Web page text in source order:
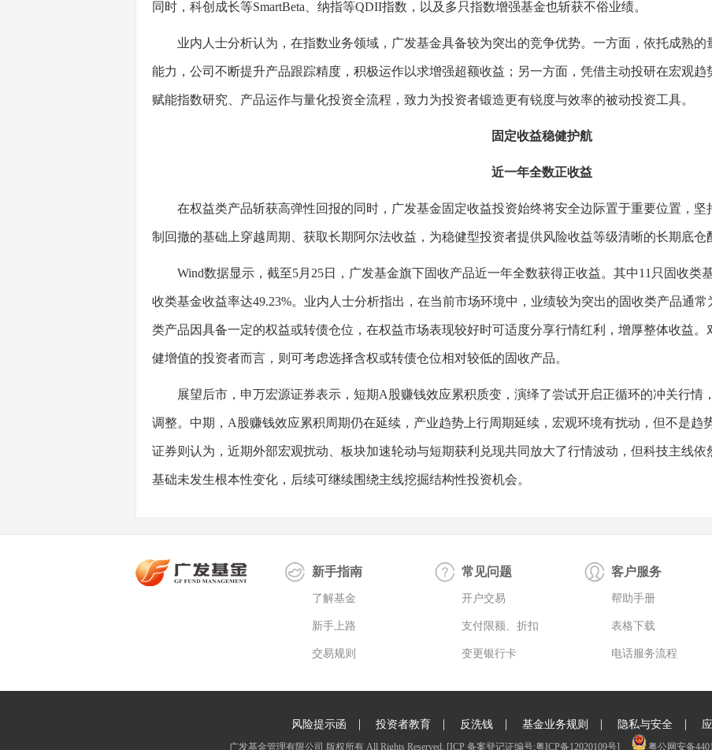
同时，科创成长等SmartBeta、纳指等QDII指数，以及多只指数增强基金也斩获不俗业绩。
业内人士分析认为，在指数业务领域，广发基金具备较为突出的竞争优势。一方面，依托成熟的
能力，公司不断提升产品跟踪精度，积极运作以求增强超额收益；另一方面，凭借主动投研在宏观
赋能指数研究、产品运作与量化投资全流程，致力为投资者锻造更有锐度与效率的被动投资工具。
固定收益稳健护航
近一年全数正收益
在权益类产品斩获高弹性回报的同时，广发基金固定收益投资始终将安全边际置于重要位置，坚
制回撤的基础上穿越周期、获取长期阿尔法收益，为稳健型投资者提供风险收益等级清晰的长期底仓
Wind数据显示，截至5月25日，广发基金旗下固收产品近一年全数获得正收益。其中11只固收类
收类基金收益率达49.23%。业内人士分析指出，在当前市场环境中，业绩较为突出的固收类产品通
类产品因具备一定的权益或转债仓位，在权益市场表现较好时可适度分享行情红利，增厚整体收益
健增值的投资者而言，则可考虑选择含权或转债仓位相对较低的固收产品。
展望后市，申万宏源证券表示，短期A股赚钱效应累积质变，演绎了尝试开启正循环的冲关行情
调整。中期，A股赚钱效应累积周期仍在延续，产业趋势上行周期延续，宏观环境有扰动，但不是趋
证券则认为，近期外部宏观扰动、板块加速轮动与短期获利兑现共同放大了行情波动，但科技主线
基础未发生根本性变化，后续可继续围绕主线挖掘结构性投资机会。
新手指南
了解基金
新手上路
交易规则
常见问题
开户交易
支付限额、折扣
变更银行卡
客户服务
帮助手册
表格下载
电话服务流程
风险提示函 | 投资者教育 | 反洗钱 | 基金业务规则 | 隐私与安全 |
广发基金管理有限公司 版权所有 All Rights Reserved. [ICP 备案登记证编号:粤ICP备12020109号] 粤公网安备